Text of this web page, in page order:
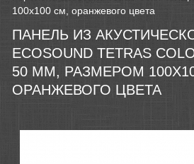
100х100 см, оранжевого цвета
ПАНЕЛЬ ИЗ
ECOSOUND TETRAS
50 ММ, РАЗМЕРОМ
ОРАНЖЕВОГО ЦВЕТА